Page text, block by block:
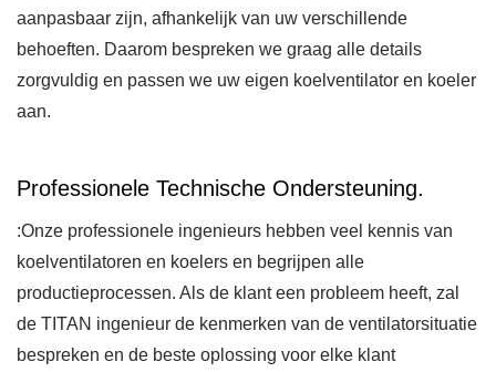
aanpasbaar zijn, afhankelijk van uw verschillende
behoeften. Daarom bespreken we graag alle details
zorgvuldig en passen we uw eigen koelventilator en koeler
aan.
Professionele Technische Ondersteuning.
:Onze professionele ingenieurs hebben veel kennis van
koelventilatoren en koelers en begrijpen alle
productieprocessen. Als de klant een probleem heeft, zal
de TITAN ingenieur de kenmerken van de ventilatorsituatie
bespreken en de beste oplossing voor elke klant